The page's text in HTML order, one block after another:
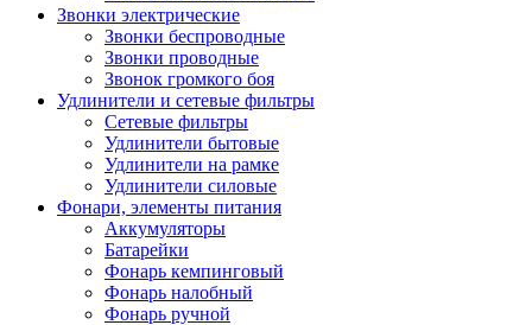
Звонки электрические
Звонки беспроводные
Звонки проводные
Звонок громкого боя
Удлинители и сетевые фильтры
Сетевые фильтры
Удлинители бытовые
Удлинители на рамке
Удлинители силовые
Фонари, элементы питания
Аккумуляторы
Батарейки
Фонарь кемпинговый
Фонарь налобный
Фонарь ручной